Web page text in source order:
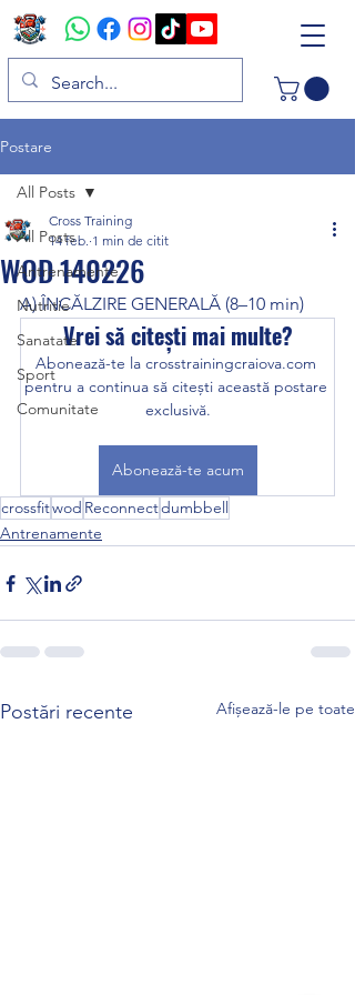
Postare
All Posts
Antrenamente
Nutritie
Sanatate
Sport
Comunitate
All Posts
WOD 140226
Cross Training
14 feb. 1 min de citit
A) ÎNCĂLZIRE GENERALĂ (8–10 min)
Vrei să citești mai multe?
Abonează-te la crosstrainingcraiova.com
pentru a continua să citești această postare
exclusivă.
Abonează-te acum
crossfitwod Reconnectdumbbell
Antrenamente
Postări recente Afișează-le pe toate